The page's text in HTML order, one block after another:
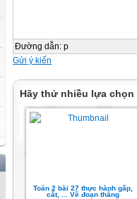
Đường dẫn: p
Gửi ý kiến
Hãy thử nhiều lựa chọn
Toán 2 bài 27 thực hành gấp,
cắt, ... Vẽ đoạn thẳng